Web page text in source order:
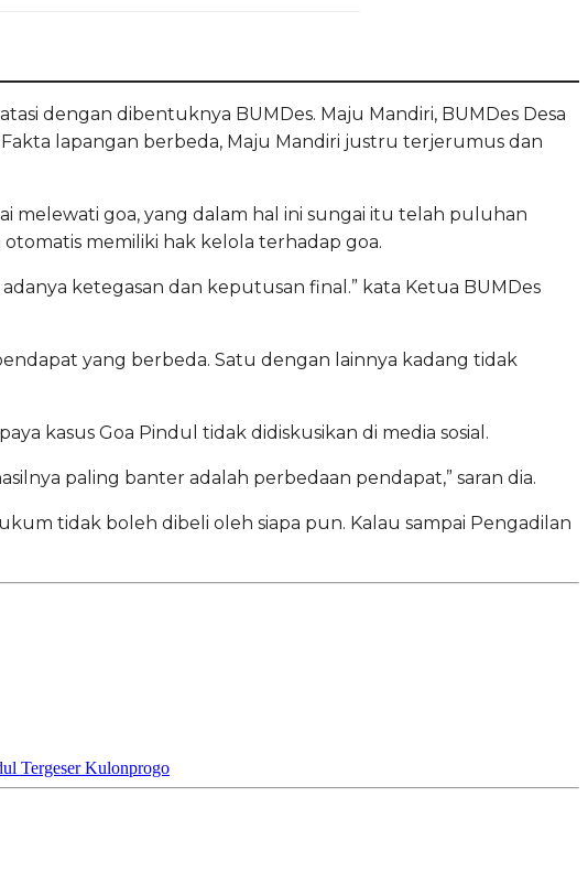
dengan dibentuknya BUMDes. Maju Mandiri, BUMDes Desa
lapangan berbeda, Maju Mandiri justru terjerumus dan
melewati goa, yang dalam hal ini sungai itu telah puluhan
memiliki hak kelola terhadap goa.
ketegasan dan keputusan final.” kata Ketua BUMDes
yang berbeda. Satu dengan lainnya kadang tidak
kasus Goa Pindul tidak didiskusikan di media sosial.
paling banter adalah perbedaan pendapat,” saran dia.
tidak boleh dibeli oleh siapa pun. Kalau sampai Pengadilan
Tergeser Kulonprogo